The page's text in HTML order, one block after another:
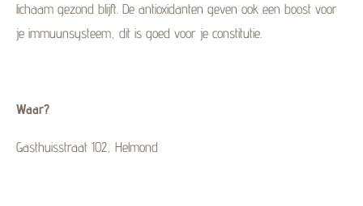
lichaam gezond blijft. De antioxidanten geven ook een boost voor
je immuunsysteem, dit is goed voor je constitutie.
Waar?
Gasthuisstraat 102, Helmond